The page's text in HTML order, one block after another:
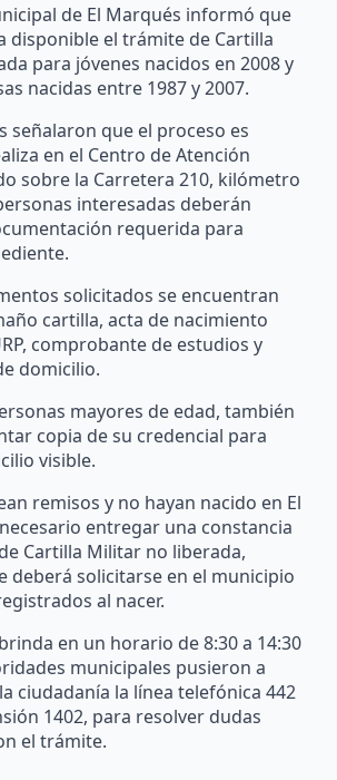
de El Marqués informó que
disponible el trámite de Cartilla
para jóvenes nacidos en 2008 y
nacidas entre 1987 y 2007.
señalaron que el proceso es
en el Centro de Atención
sobre la Carretera 210, kilómetro
interesadas deberán
requerida para
solicitados se encuentran
cartilla, acta de nacimiento
comprobante de estudios y
domicilio.
mayores de edad, también
copia de su credencial para
visible.
remisos y no hayan nacido en El
entregar una constancia
Cartilla Militar no liberada,
deberá solicitarse en el municipio
al nacer.
en un horario de 8:30 a 14:30
municipales pusieron a
ciudadanía la línea telefónica 442
1402, para resolver dudas
el trámite.